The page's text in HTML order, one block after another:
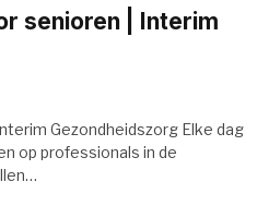
senioren | Interim
Gezondheidszorg Elke dag
op professionals in de